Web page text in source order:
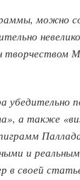
можно
а также
и
в своей